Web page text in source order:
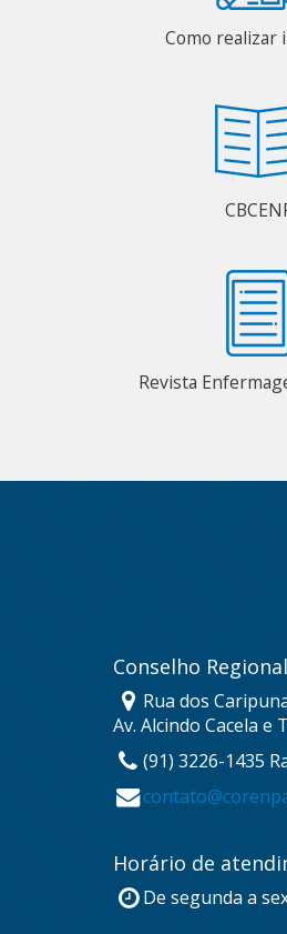
Como realizar
Revista
Conselho
Rua dos
Av. Alcindo Cacela e
(91) 3226-1435
Horário de
De segunda a